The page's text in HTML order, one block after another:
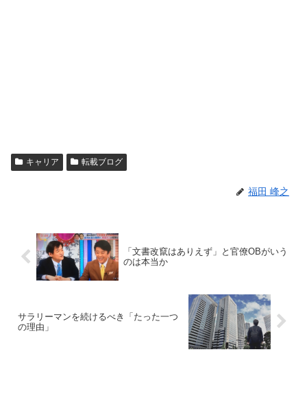
キャリア 転載ブログ
福田 峰之
「文書改竄はありえず」と官僚OBがいう
のは本当か
サラリーマンを続けるべき「たった一つ
の理由」